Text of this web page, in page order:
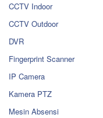
CCTV Indoor
CCTV Outdoor
DVR
Fingerprint Scanner
IP Camera
Kamera PTZ
Mesin Absensi